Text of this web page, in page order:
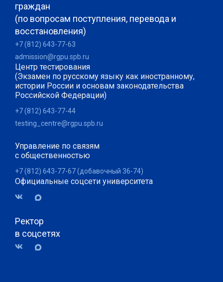
граждан
(по вопросам поступления, перевода и
восстановления)
+7 (812) 643-77-63
admission@rgpu.spb.ru
Центр тестирования
(Экзамен по русскому языку как иностранному,
истории России и основам законодательства
Российской Федерации)
+7 (812) 643-77-44
testing_centre@rgpu.spb.ru
Управление по связям
с общественностью
+7 (812) 643-77-67 (добавочный 36-74)
Официальные соцсети университета
Ректор
в соцсетях